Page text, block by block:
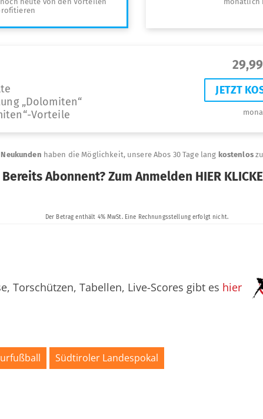
Torschützen, Tabellen, Live-Scores gibt es hier
Südtiroler Landespokal